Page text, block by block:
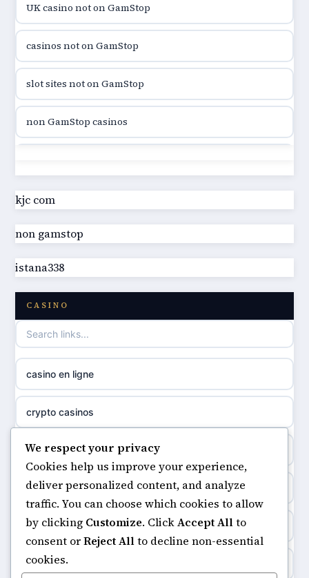
utländska casino
casinon på nätet
online casino canada
online casino canada
online casino canada
online casino
casino norge
uusi nettikasino
meilleur casino en ligne
sazkove kancelare cr
online casino cz
casino online
zahraniční online casino
UK casino not on GamStop
casinos not on GamStop
slot sites not on GamStop
non GamStop casinos
casino not on GamStop UK
best non GamStop casinos
best non GamStop casinos
casino not on GamStop
casino not on gamestop
non gamstop casinos
non gamstop casinos
non gamstop casinos
non gamstop casinos
non gamstop casinos
kjc com
non gamstop
istana338
CASINO
casino en ligne
crypto casinos
minimum deposit casinos
non gamstop casinos
casinos not on gamstop
https://keonhacai5.ae.org/
We respect your privacy
Cookies help us improve your experience,
deliver personalized content, and analyze
traffic. You can choose which cookies to allow
by clicking Customize. ClickAccept Allto
consent orReject Allto decline non-essential
cookies.